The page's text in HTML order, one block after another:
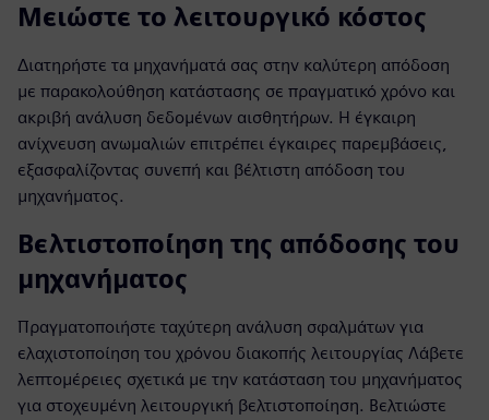
Μειώστε το λειτουργικό κόστος
Διατηρήστε τα μηχανήματά σας στην καλύτερη απόδοση
με παρακολούθηση κατάστασης σε πραγματικό χρόνο και
ακριβή ανάλυση δεδομένων αισθητήρων. Η έγκαιρη
ανίχνευση ανωμαλιών επιτρέπει έγκαιρες παρεμβάσεις,
εξασφαλίζοντας συνεπή και βέλτιστη απόδοση του
μηχανήματος.
Βελτιστοποίηση της απόδοσης του
μηχανήματος
Πραγματοποιήστε ταχύτερη ανάλυση σφαλμάτων για
ελαχιστοποίηση του χρόνου διακοπής λειτουργίας Λάβετε
λεπτομέρειες σχετικά με την κατάσταση του μηχανήματος
για στοχευμένη λειτουργική βελτιστοποίηση. Βελτιώστε